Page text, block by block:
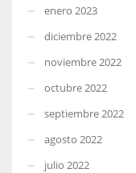
enero 2023
diciembre 2022
noviembre 2022
octubre 2022
septiembre 2022
agosto 2022
julio 2022